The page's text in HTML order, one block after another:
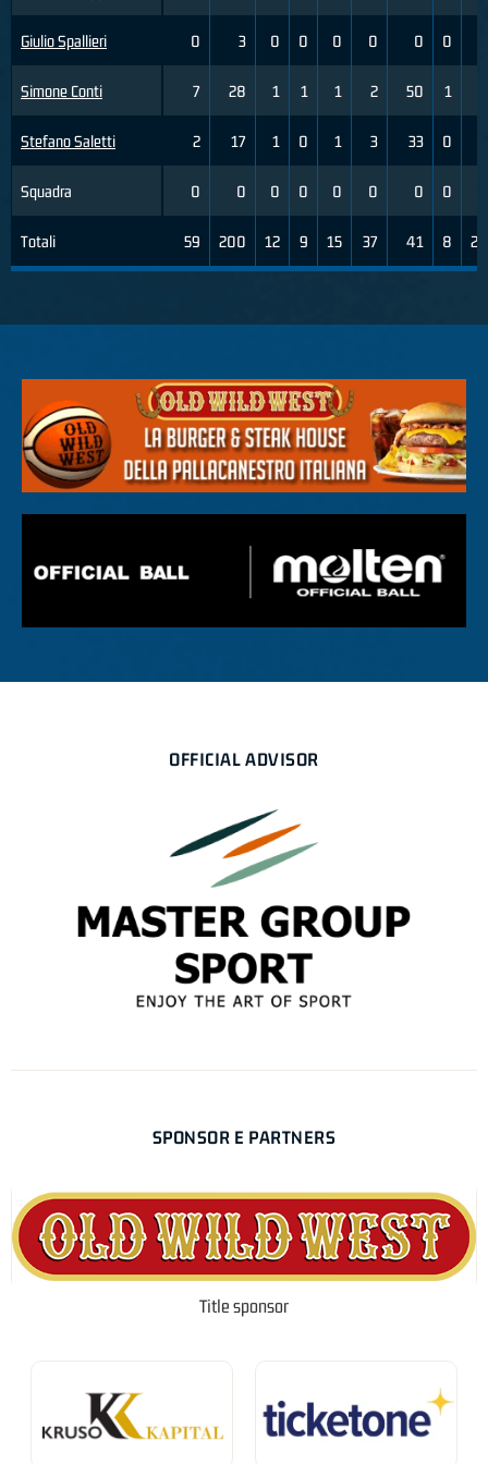
Giulio Spallieri
Simone Conti
Stefano Saletti
Squadra
Totali
0 3 0 0 0 0 0 0
7 28 1 1 1 2 50 1
2 17 1 0 1 3 33 0
0 0 0 0 0 0 0 0
59 200 12 9 15 37 41 8 24
OFFICIAL ADVISOR
SPONSOR E PARTNERS
Title sponsor